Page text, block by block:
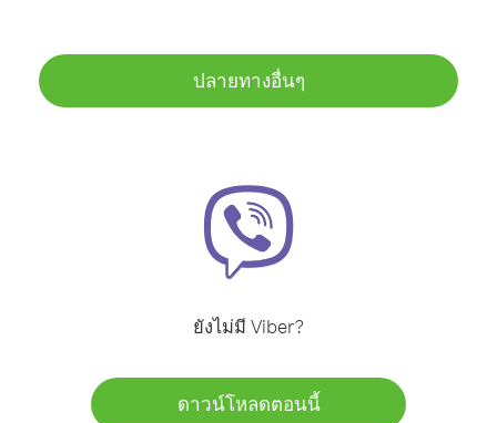
ปลายทางอื่นๆ
ยังไม่มี Viber?
ดาวน์โหลดตอนนี้